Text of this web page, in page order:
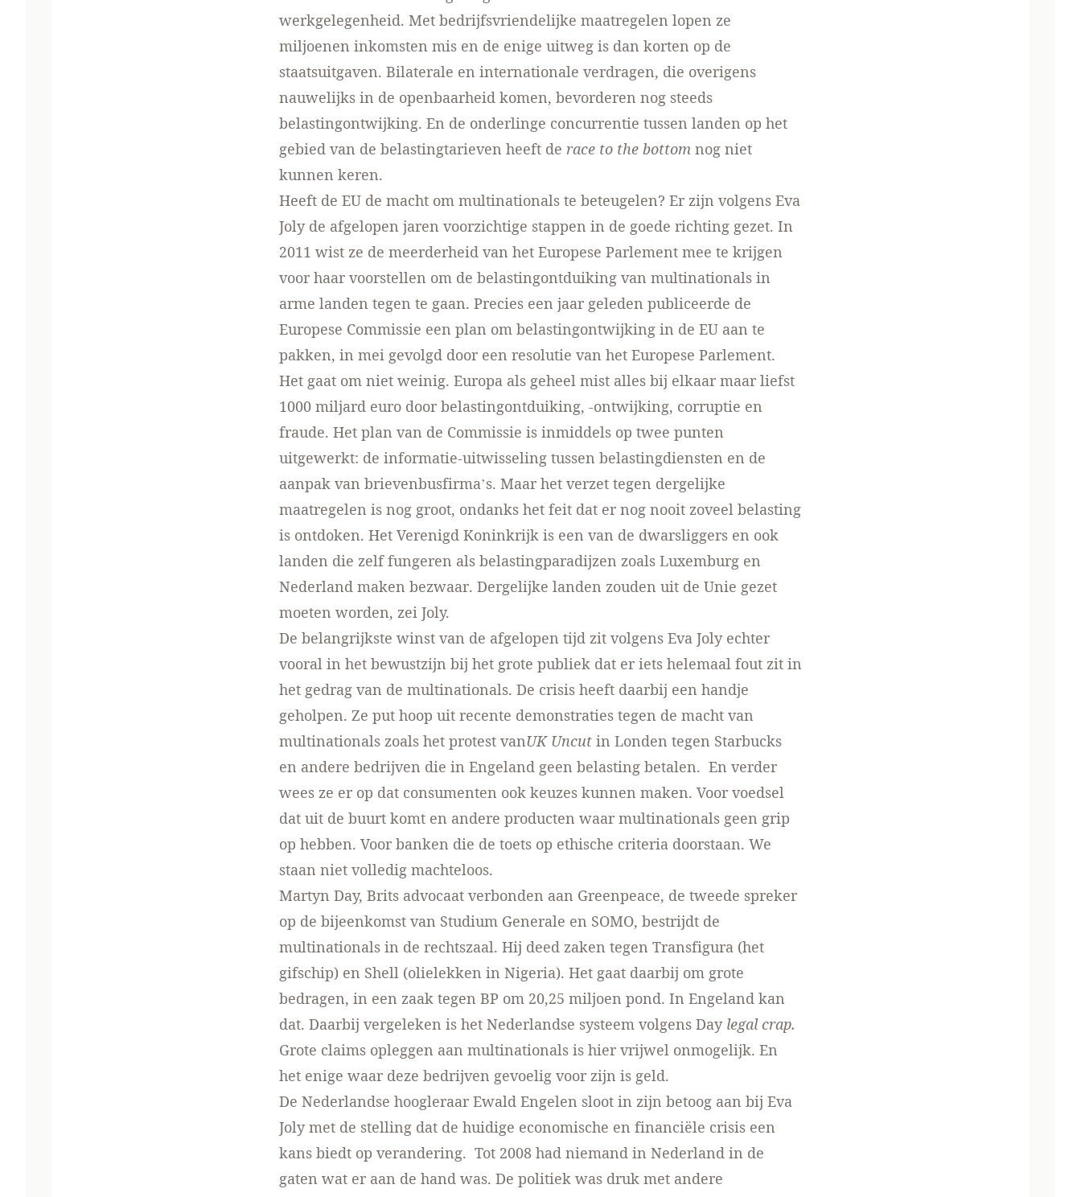
werkgelegenheid. Met bedrijfsvriendelijke maatregelen lopen ze
miljoenen inkomsten mis en de enige uitweg is dan korten op de
staatsuitgaven. Bilaterale en internationale verdragen, die overigens
nauwelijks in de openbaarheid komen, bevorderen nog steeds
belastingontwijking. En de onderlinge concurrentie tussen landen op het
gebied van de belastingtarieven heeft de race to the bottom nog niet
kunnen keren.
Heeft de EU de macht om multinationals te beteugelen? Er zijn volgens Eva
Joly de afgelopen jaren voorzichtige stappen in de goede richting gezet. In
2011 wist ze de meerderheid van het Europese Parlement mee te krijgen
voor haar voorstellen om de belastingontduiking van multinationals in
arme landen tegen te gaan. Precies een jaar geleden publiceerde de
Europese Commissie een plan om belastingontwijking in de EU aan te
pakken, in mei gevolgd door een resolutie van het Europese Parlement.
Het gaat om niet weinig. Europa als geheel mist alles bij elkaar maar liefst
1000 miljard euro door belastingontduiking, -ontwijking, corruptie en
fraude. Het plan van de Commissie is inmiddels op twee punten
uitgewerkt: de informatie-uitwisseling tussen belastingdiensten en de
aanpak van brievenbusfirma’s. Maar het verzet tegen dergelijke
maatregelen is nog groot, ondanks het feit dat er nog nooit zoveel belasting
is ontdoken. Het Verenigd Koninkrijk is een van de dwarsliggers en ook
landen die zelf fungeren als belastingparadijzen zoals Luxemburg en
Nederland maken bezwaar. Dergelijke landen zouden uit de Unie gezet
moeten worden, zei Joly.
De belangrijkste winst van de afgelopen tijd zit volgens Eva Joly echter
vooral in het bewustzijn bij het grote publiek dat er iets helemaal fout zit in
het gedrag van de multinationals. De crisis heeft daarbij een handje
geholpen. Ze put hoop uit recente demonstraties tegen de macht van
multinationals zoals het protest vanUK Uncut in Londen tegen Starbucks
en andere bedrijven die in Engeland geen belasting betalen. En verder
wees ze er op dat consumenten ook keuzes kunnen maken. Voor voedsel
dat uit de buurt komt en andere producten waar multinationals geen grip
op hebben. Voor banken die de toets op ethische criteria doorstaan. We
staan niet volledig machteloos.
Martyn Day, Brits advocaat verbonden aan Greenpeace, de tweede spreker
op de bijeenkomst van Studium Generale en SOMO, bestrijdt de
multinationals in de rechtszaal. Hij deed zaken tegen Transfigura (het
gifschip) en Shell (olielekken in Nigeria). Het gaat daarbij om grote
bedragen, in een zaak tegen BP om 20,25 miljoen pond. In Engeland kan
dat. Daarbij vergeleken is het Nederlandse systeem volgens Day legal crap.
Grote claims opleggen aan multinationals is hier vrijwel onmogelijk. En
het enige waar deze bedrijven gevoelig voor zijn is geld.
De Nederlandse hoogleraar Ewald Engelen sloot in zijn betoog aan bij Eva
Joly met de stelling dat de huidige economische en financiële crisis een
kans biedt op verandering. Tot 2008 had niemand in Nederland in de
gaten wat er aan de hand was. De politiek was druk met andere